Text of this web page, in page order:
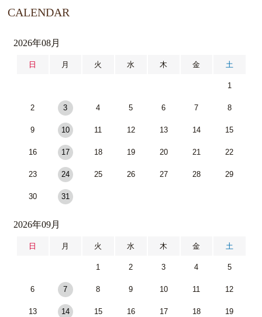
CALENDAR
2026年08月
日 月 火 水 木 金 土
1
2 3 4 5 6 7 8
9 10 11 12 13 14 15
16 17 18 19 20 21 22
23 24 25 26 27 28 29
30 31
2026年09月
日 月 火 水 木 金 土
1 2 3 4 5
6 7 8 9 10 11 12
13 14 15 16 17 18 19